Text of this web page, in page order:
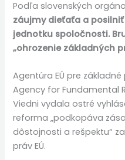
Podľa slovenských
záujmy dieťaťa a
jednotku spoločnosti.
„ohrozenie základných
Agentúra EÚ pre
Agency for Fundamental
Viedni vydala ostré
reforma „podkopáva
dôstojnosti a rešpektu“
práv EÚ.